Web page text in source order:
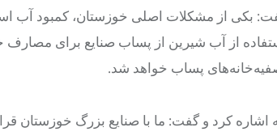
بکی از مشکلات اصلی خوزستان، کمبود آب
از آب شیرین از پساب صنایع برای مصارف
پساب خواهد شد.
اشاره کرد و گفت: ما با صنایع بزرگ خوزستان